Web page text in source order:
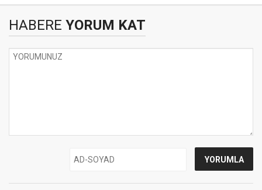
HABERE YORUM KAT